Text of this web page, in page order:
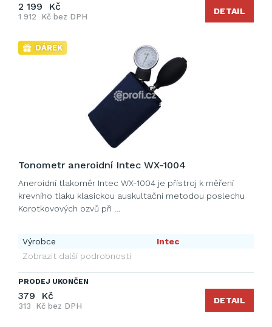
2 199 Kč
1 912 Kč bez DPH
DETAIL
DÁREK
Tonometr aneroidní Intec WX-1004
Aneroidní tlakoměr Intec WX-1004 je přístroj k měření
krevního tlaku klasickou auskultační metodou poslechu
Korotkovových ozvů při …
Výrobce
Intec
Zobrazit další podrobnosti
PRODEJ UKONČEN
379 Kč
313 Kč bez DPH
DETAIL